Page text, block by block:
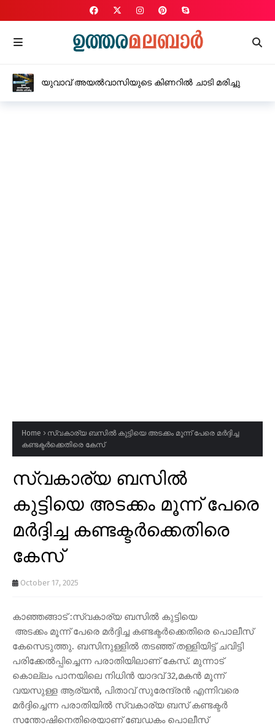
യുവാവ് അയൽവാസിയുടെ കിണറിൽ ചാടി മരിച്ചു
Home
സ്വകാര്യ ബസിൽ കുട്ടിയെ അടക്കം മൂന്ന് പേരെ മർദ്ദിച്ച
കണ്ടക്ടർക്കെതിരെ കേസ്
സ്വകാര്യ ബസിൽ
കുട്ടിയെ അടക്കം മൂന്ന് പേരെ
മർദ്ദിച്ച കണ്ടക്ടർക്കെതിരെ
കേസ്
October 17, 2025
കാഞ്ഞങ്ങാട് :സ്വകാര്യ ബസിൽ കുട്ടിയെ
അടക്കം മൂന്ന് പേരെ മർദ്ദിച്ച കണ്ടക്ടർക്കെതിരെ പൊലീസ്
കേസെടുത്തു. ബസിനുള്ളിൽ തടഞ്ഞ് തള്ളിയിട്ട് ചവിട്ടി
പരിക്കേൽപ്പിച്ചെന്ന പരാതിയിലാണ് കേസ്. മുന്നാട്
കൊല്ലം പാനയിലെ നിധിൻ യാദവ് 32,മകൻ മൂന്ന്
വയസുള്ള ആര്യൻ, പിതാവ് സുരേന്ദ്രൻ എന്നിവരെ
മർദ്ദിച്ചെന്ന പരാതിയിൽ സ്വകാര്യ ബസ് കണ്ടക്ടർ
സന്തോഷിനെതിരെയാണ് ബേഡകം പൊലീസ്